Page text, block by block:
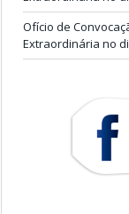
Ofício de
Extraordinária no